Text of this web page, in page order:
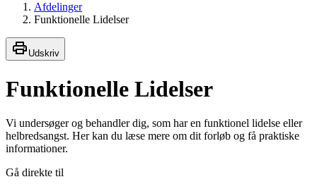
Afdelinger
Funktionelle Lidelser
Udskriv
Funktionelle Lidelser
Vi undersøger og behandler dig, som har en funktionel lidelse eller
helbredsangst. Her kan du læse mere om dit forløb og få praktiske
informationer.
Gå direkte til